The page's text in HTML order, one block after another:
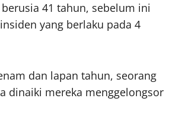
41 tahun, sebelum ini
yang berlaku pada 4
dan lapan tahun, seorang
dinaiki mereka menggelongsor